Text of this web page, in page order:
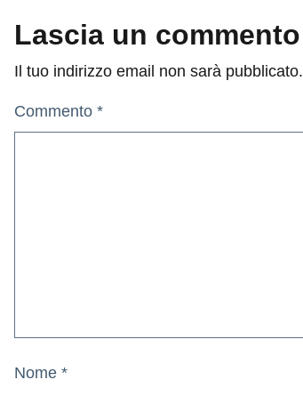
Lascia un commento
Il tuo indirizzo email non sarà pubblicato.
Commento *
Nome *